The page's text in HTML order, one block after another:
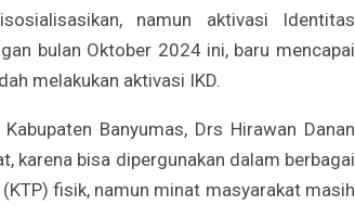
namun aktivasi Identitas
bulan Oktober 2024 ini, baru mencapai
melakukan aktivasi IKD.
Banyumas, Drs Hirawan Danan
karena bisa dipergunakan dalam berbagai
fisik, namun minat masyarakat masih